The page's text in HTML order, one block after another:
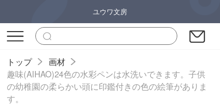
ユウワ文房
トップ
画材
趣味(AIHAO)24色の水彩ペンは水洗いできます。子供
の幼稚園の柔らかい頭に印鑑付きの色の絵筆がありま
す。